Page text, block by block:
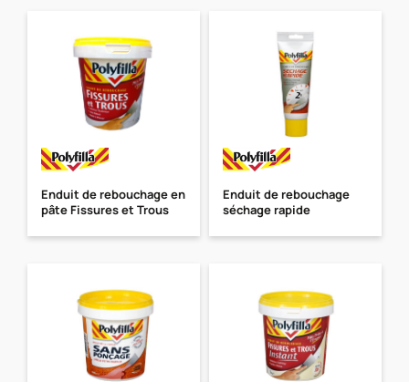
Enduit de rebouchage en
pâte Fissures et Trous
Enduit de rebouchage
séchage rapide